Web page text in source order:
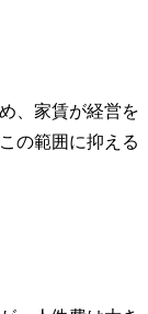
、家賃が経営を
の範囲に抑える